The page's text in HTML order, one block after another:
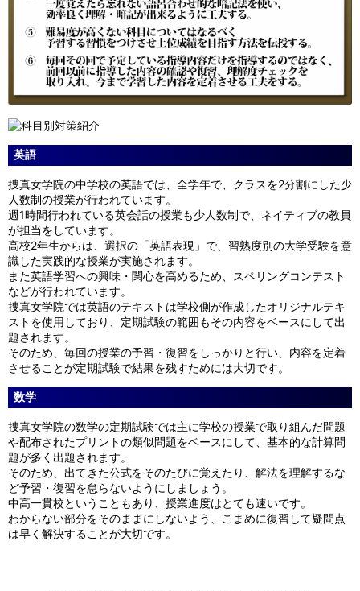
英語
捜真女学院の中学校の英語では、全学年で、クラスを2分割にした少
人数制の授業が行われています。
週1時間行われている英会話の授業も少人数制で、ネイティブの教員
が担当をしています。
高校2年生からは、選択の「英語表現」で、習熟度別の大学受験を意
識した実践的な授業が実施されます。
また英語学習への興味・関心を高めるため、スペリングコンテスト
などが行われています。
捜真女学院では英語のテキストは学校側が作成したオリジナルテキ
ストを使用しており、定期試験の範囲もその内容をベースにして出
題されます。
そのため、毎回の授業の予習・復習をしっかりと行い、内容を定着
させることが定期試験で結果を残すためには大切です。
数学
捜真女学院の数学の定期試験では主に学校の授業で取り組んだ問題
や配布されたプリントの類似問題をベースにして、基本的な計算問
題が多く出題されます。
そのため、出てきた公式をそのたびに覚えたり、解法を理解するな
ど予習・復習を怠らないようにしましょう。
中高一貫校ということもあり、授業進度はとても速いです。
わからない部分をそのままにしないよう、こまめに復習して疑問点
は早く解決することが大切です。